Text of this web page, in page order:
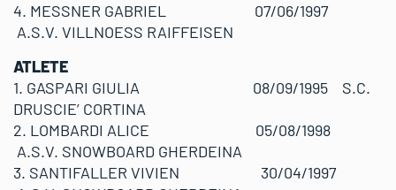
4. MESSNER GABRIEL 07/06/1997
A.S.V. VILLNOESS RAIFFEISEN
ATLETE
1. GASPARI GIULIA 08/09/1995 S.C.
DRUSCIE’ CORTINA
2. LOMBARDI ALICE 05/08/1998
A.S.V. SNOWBOARD GHERDEINA
3. SANTIFALLER VIVIEN 30/04/1997